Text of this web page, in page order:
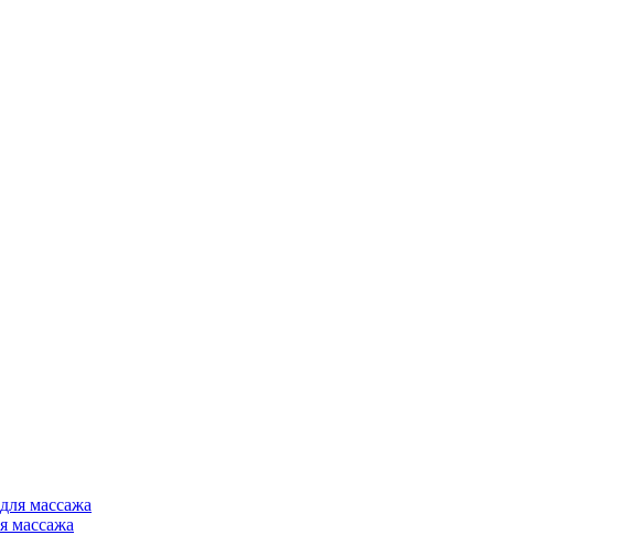
массажа